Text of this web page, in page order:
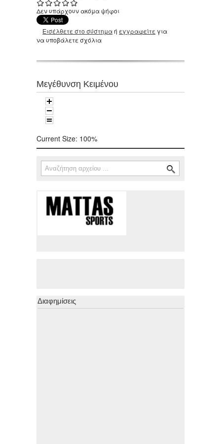
Δεν υπάρχουν ακόμα ψήφοι
Εισέλθετε στο σύστημαή εγγραφείτε για
να υποβάλετε σχόλια
Μεγέθυνση Κειμένου
Current Size: 100%
Φόρμα αναζήτησης
Αναζήτηση
Διαφημίσεις